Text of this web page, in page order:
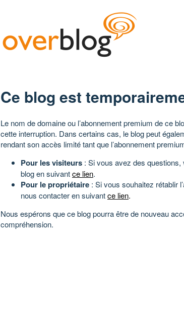
Ce blog est
Le nom de domaine ou l’abonnement premium de ce
cette interruption. Dans certains cas, le blog peut
rendant son accès limité tant que l’abonnement
Pour les visiteurs : Si vous avez des
blog en suivantce lien.
Pour le propriétaire : Si vous souhaitez rétablir
nous contacter en suivantce lien.
Nous espérons que ce blog pourra être de nouveau
compréhension.